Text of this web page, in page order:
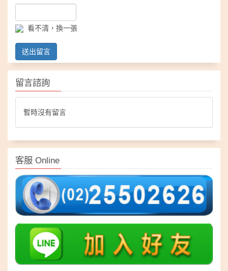
看不清，換一張
送出留言
留言諮詢
暫時沒有留言
客服 Online